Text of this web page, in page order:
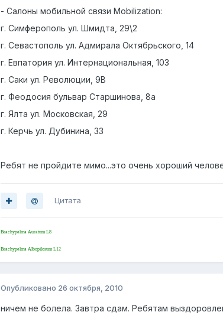
- Cалоны мобильной связи Mobilization:
г. Симферополь ул. Шмидта, 29\2
г. Севастополь ул. Адмирала Октябрьского, 14
г. Евпатория ул. Интернациональная, 103
г. Саки ул. Революции, 9В
г. Феодосия бульвар Старшинова, 8а
г. Ялта ул. Московская, 29
г. Керчь ул. Дубинина, 33
Ребят не пройдите мимо...это очень хороший
Цитата
Brachypelma Auratum L8
Brachypelma Albopilosum L12
Опубликовано 26 октября, 2010
ничем не болела. Завтра сдам. Ребятам